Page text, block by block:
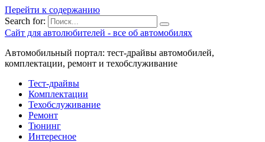
Перейти к содержанию
Search for:
Сайт для автолюбителей - все об автомобилях
Автомобильный портал: тест-драйвы автомобилей,
комплектации, ремонт и техобслуживание
Тест-драйвы
Комплектации
Техобслуживание
Ремонт
Тюнинг
Интересное